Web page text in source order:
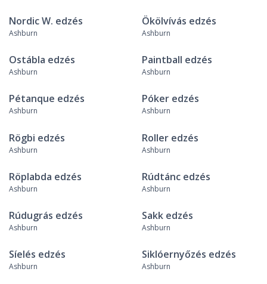
Nordic W. edzés
Ashburn
Ökölvívás edzés
Ashburn
Ostábla edzés
Ashburn
Paintball edzés
Ashburn
Pétanque edzés
Ashburn
Póker edzés
Ashburn
Rögbi edzés
Ashburn
Roller edzés
Ashburn
Röplabda edzés
Ashburn
Rúdtánc edzés
Ashburn
Rúdugrás edzés
Ashburn
Sakk edzés
Ashburn
Síelés edzés
Ashburn
Siklóernyőzés edzés
Ashburn